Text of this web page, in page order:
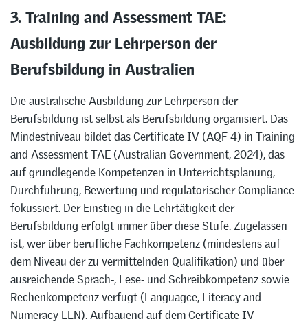
3. Training and Assessment TAE:
Ausbildung zur Lehrperson der
Berufsbildung in Australien
Die australische Ausbildung zur Lehrperson der
Berufsbildung ist selbst als Berufsbildung organisiert. Das
Mindestniveau bildet das Certificate IV (AQF 4) in Training
and Assessment TAE (Australian Government, 2024), das
auf grundlegende Kompetenzen in Unterrichtsplanung,
Durchführung, Bewertung und regulatorischer Compliance
fokussiert. Der Einstieg in die Lehrtätigkeit der
Berufsbildung erfolgt immer über diese Stufe. Zugelassen
ist, wer über berufliche Fachkompetenz (mindestens auf
dem Niveau der zu vermittelnden Qualifikation) und über
ausreichende Sprach-, Lese- und Schreibkompetenz sowie
Rechenkompetenz verfügt (Languagce, Literacy and
Numeracy LLN). Aufbauend auf dem Certificate IV